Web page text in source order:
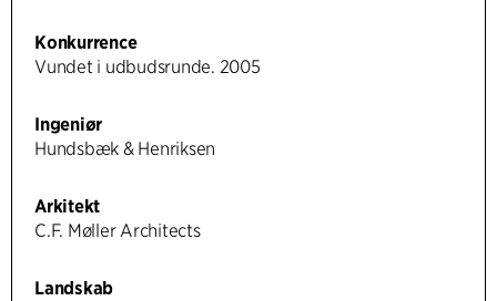
Konkurrence
Vundet i udbudsrunde. 2005
Ingeniør
Hundsbæk & Henriksen
Arkitekt
C.F. Møller Architects
Landskab